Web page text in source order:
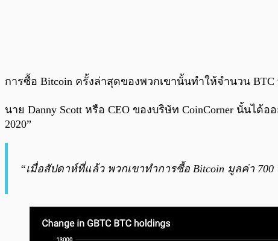
การซื้อ Bitcoin ครั้งล่าสุดของพวกเขานั้นทำให้จำนวน
นาย Danny Scott หรือ CEO ของบริษัท CoinCorner นั้นไ
2020”
“เมื่อสัปดาห์ที่แล้ว พวกเขาทำการซื้อ Bitcoin มูลค่า